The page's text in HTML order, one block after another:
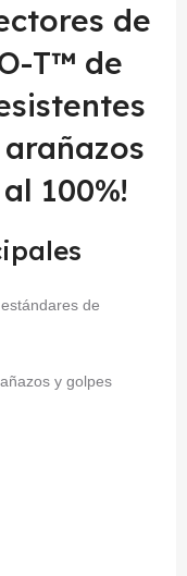
de
T™ de
100%!
de
y golpes